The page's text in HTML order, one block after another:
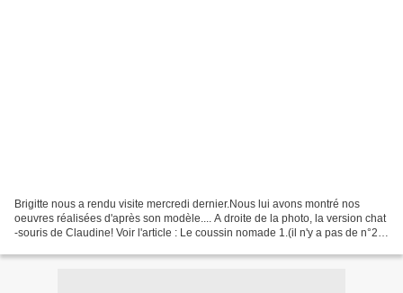
Brigitte nous a rendu visite mercredi dernier.Nous lui avons montré nos
oeuvres réalisées d'après son modèle.... A droite de la photo, la version chat
-souris de Claudine! Voir l'article : Le coussin nomade 1.(il n'y a pas de n°2)